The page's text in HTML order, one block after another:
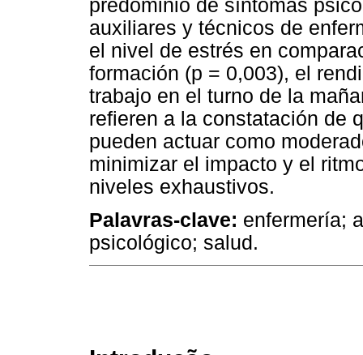
predominio de síntomas
auxiliares y técnicos de
el nivel de estrés en
formación (p = 0,003), el
trabajo en el turno de la
refieren a la constatación de
pueden actuar como
minimizar el impacto y el
niveles exhaustivos.
Palavras-clave: enfermería;
psicológico; salud.